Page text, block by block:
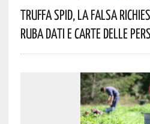
Truffa Spid, La Falsa
Ruba Dati E Carte Delle